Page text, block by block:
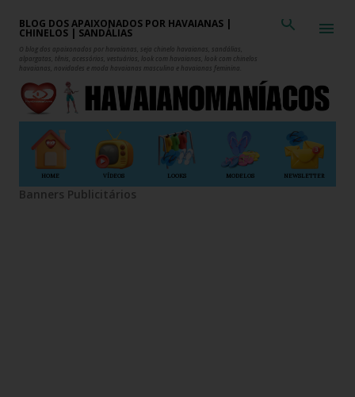
Pular para o conteúdo principal
BLOG DOS APAIXONADOS POR HAVAIANAS |
CHINELOS | SANDÁLIAS
O blog dos apaixonados por havaianas, seja chinelo havaianas, sandálias,
alpargatas, tênis, acessórios, vestuários, look com havaianas, look com chinelos
havaianas, novidades e moda havaianas masculina e havaianas feminina.
HOME VÍDEOS LOOKS MODELOS NEWSLETTER
Banners Publicitários